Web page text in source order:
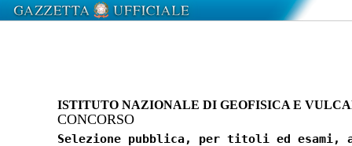
ISTITUTO NAZIONALE DI GEOFISICA E
CONCORSO
Selezione pubblica, per titoli ed esami,